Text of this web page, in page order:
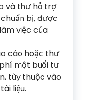
và thư hỗ trợ
bị, được
việc của
cáo hoặc thư
một buổi tư
tùy thuộc vào
liệu.